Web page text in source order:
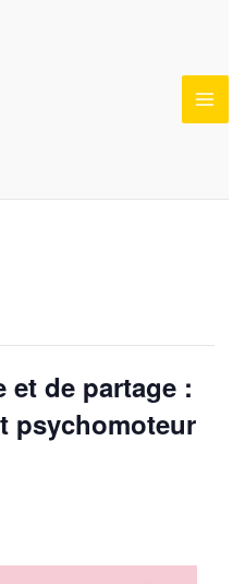
et de partage :
psychomoteur